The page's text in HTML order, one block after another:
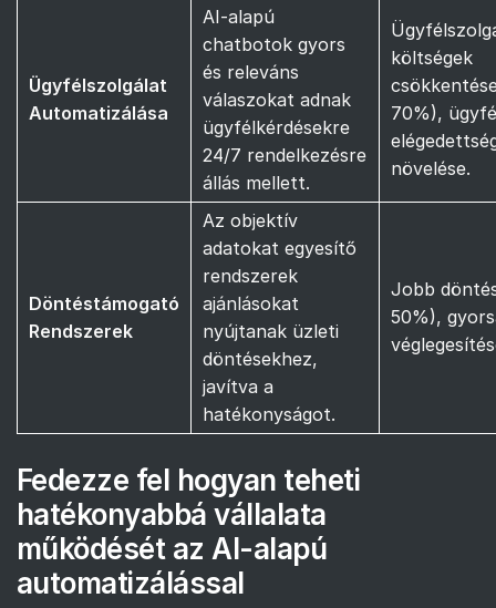
Ügyfélszolgálat
Automatizálása
AI-alapú
chatbotok gyors
és releváns
válaszokat adnak
ügyfélkérdésekre
24/7 rendelkezésre
állás mellett.
költségek
70%),
növelése.
Döntéstámogató
Rendszerek
Az objektív
adatokat egyesítő
rendszerek
ajánlásokat
nyújtanak üzleti
döntésekhez,
javítva a
hatékonyságot.
Jobb
50%),
Fedezze fel hogyan teheti
hatékonyabbá vállalata
működését az AI-alapú
automatizálással